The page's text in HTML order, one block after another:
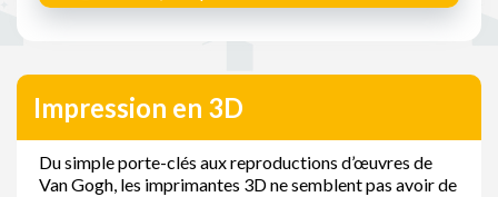
Impression en 3D
Du simple porte-clés aux reproductions d’œuvres de
Van Gogh, les imprimantes 3D ne semblent pas avoir de